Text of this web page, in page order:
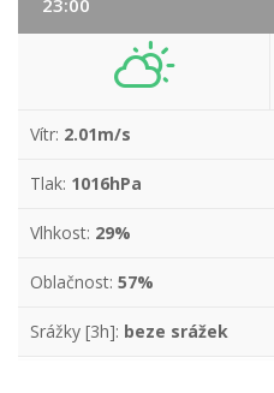
23:00
Vítr: 2.01m/s
Tlak: 1016hPa
Vlhkost: 29%
Oblačnost: 57%
Srážky [3h]: beze srážek